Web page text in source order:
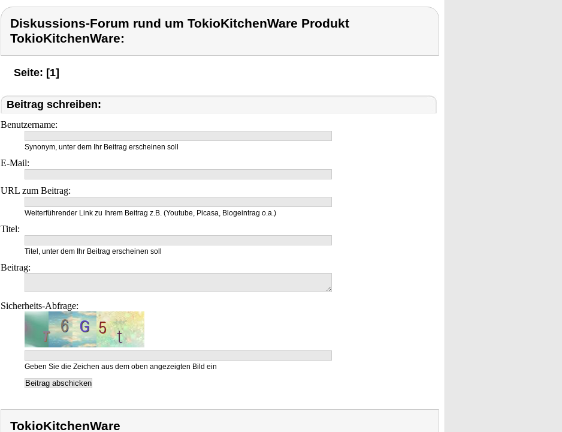
Diskussions-Forum rund um TokioKitchenWare Produkt
TokioKitchenWare:
Seite: [1]
Beitrag schreiben:
Benutzername:
Synonym, unter dem Ihr Beitrag erscheinen soll
E-Mail:
URL zum Beitrag:
Weiterführender Link zu Ihrem Beitrag z.B. (Youtube, Picasa, Blogeintrag o.a.)
Titel:
Titel, unter dem Ihr Beitrag erscheinen soll
Beitrag:
Sicherheits-Abfrage:
Geben Sie die Zeichen aus dem oben angezeigten Bild ein
TokioKitchenWare